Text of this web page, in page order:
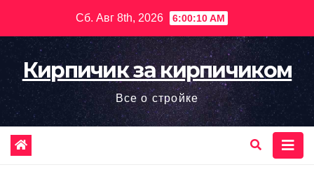
содержимому
Сб. Авг 8th, 2026 6:00:11 AM
Кирпичик за кирпичиком
Все о стройке